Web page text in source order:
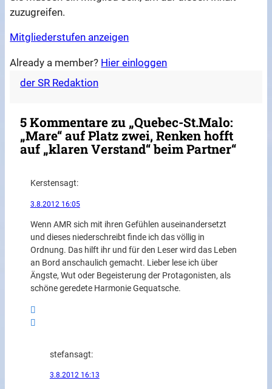
zuzugreifen.
Mitgliederstufen anzeigen
Already a member? Hier einloggen
der SR Redaktion
5 Kommentare zu „Quebec-St.Malo:
„Mare“ auf Platz zwei, Renken hofft
auf „klaren Verstand“ beim Partner“
Kerstensagt:
3.8.2012 16:05
Wenn AMR sich mit ihren Gefühlen auseinandersetzt
und dieses niederschreibt finde ich das völlig in
Ordnung. Das hilft ihr und für den Leser wird das Leben
an Bord anschaulich gemacht. Lieber lese ich über
Ängste, Wut oder Begeisterung der Protagonisten, als
schöne geredete Harmonie Gequatsche.
stefansagt:
3.8.2012 16:13